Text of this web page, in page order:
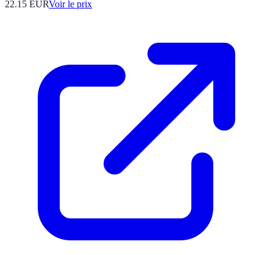
22.15 EURVoir le prix